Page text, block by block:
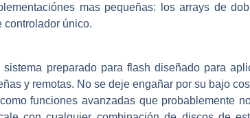
mas pequeñas: los arrays de
controlador único.
preparado para flash diseñado para
y remotas. No se deje engañar por su bajo
funciones avanzadas que probablemente